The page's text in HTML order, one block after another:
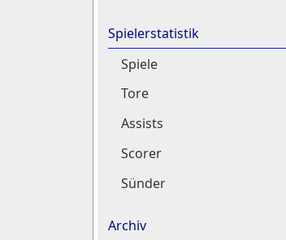
Spielerstatistik
Spiele
Tore
Assists
Scorer
Sünder
Archiv